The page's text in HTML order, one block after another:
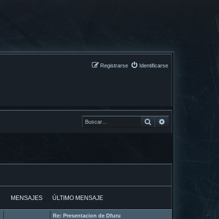
Identificarse
Registrarse
Buscar
MENSAJES ÚLTIMO MENSAJE
Re: Presentacion de Dfuru